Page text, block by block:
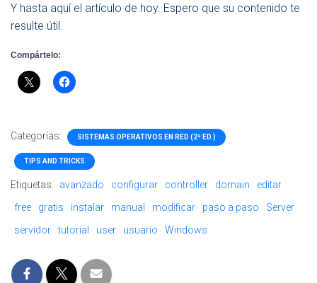
Y hasta aquí el artículo de hoy. Espero que su contenido te
resulte útil.
Compártelo:
Categorías: SISTEMAS OPERATIVOS EN RED (2ª ED.)
TIPS AND TRICKS
Etiquetas: avanzado configurar controller domain
editar
free
gratis instalar manual modificar paso a paso
Server
servidor
tutorial user usuario Windows